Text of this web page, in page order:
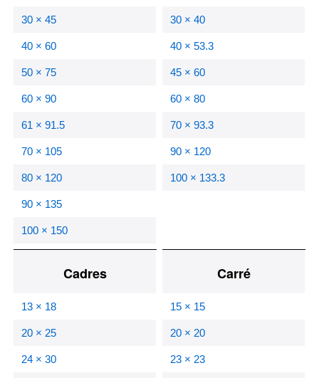
30 × 45
40 × 60
50 × 75
60 × 90
61 × 91.5
70 × 105
80 × 120
90 × 135
100 × 150
30 × 40
40 × 53.3
45 × 60
60 × 80
70 × 93.3
90 × 120
100 × 133.3
Cadres
13 × 18
20 × 25
24 × 30
Carré
15 × 15
20 × 20
23 × 23